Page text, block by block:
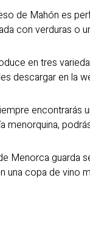
de Mahón es
con verduras o
en tres
descargar en la
encontrarás
menorquina,
Menorca
una copa de vino